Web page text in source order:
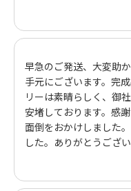
早急のご発送、大変助
手元にございます。完
リーは素晴らしく、御
安堵しております。感
面倒をおかけしました
した。ありがとうござい